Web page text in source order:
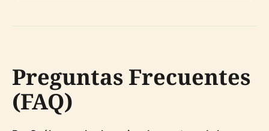
Preguntas Frecuentes
(FAQ)